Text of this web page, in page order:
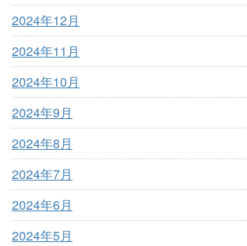
2024年12月
2024年11月
2024年10月
2024年9月
2024年8月
2024年7月
2024年6月
2024年5月